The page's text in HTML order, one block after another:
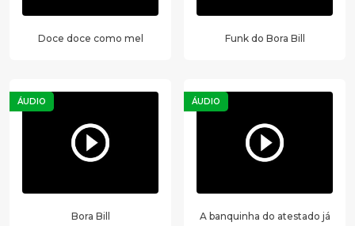
Doce doce como mel Funk do Bora Bill
ÁUDIO
Bora Bill
ÁUDIO
A banquinha do atestado já